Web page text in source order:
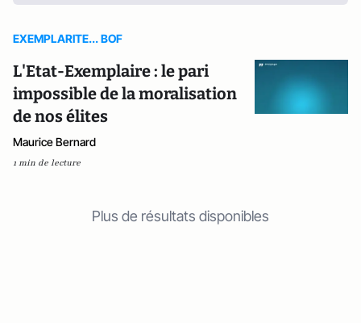
EXEMPLARITE... BOF
L'Etat-Exemplaire : le pari
impossible de la moralisation
de nos élites
Maurice Bernard
1 min de lecture
Plus de résultats disponibles